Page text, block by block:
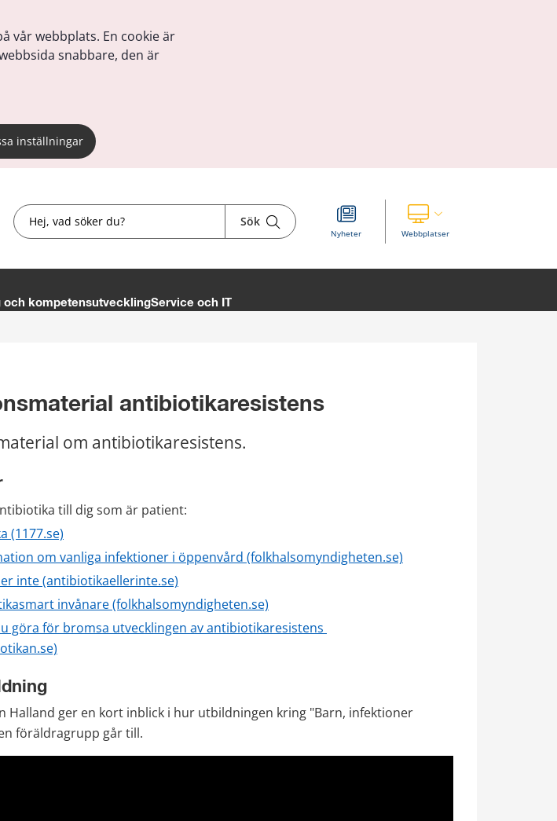
vår webbplats. En cookie är
snabbare, den är
inställningar
Sök Sök
Nyheter WebbplatserVisa våra andra webbplatser
och kompetensutvecklingService och IT
antibiotikaresistens
om antibiotikaresistens.
till dig som är patient:
(1177.se)
om vanliga infektioner i öppenvård (folkhalsomyndigheten.se)
inte (antibiotikaellerinte.se)
invånare (folkhalsomyndigheten.se)
göra för bromsa utvecklingen av antibiotikaresistens
Halland ger en kort inblick i hur utbildningen kring "Barn, infektioner
föräldragrupp går till.